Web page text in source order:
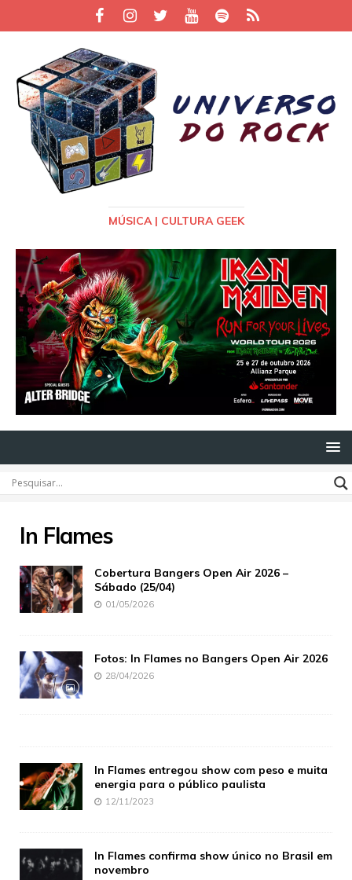
MÚSICA | CULTURA GEEK
In Flames
Cobertura Bangers Open Air 2026 –
Sábado (25/04)
01/05/2026
Fotos: In Flames no Bangers Open Air 2026
28/04/2026
In Flames entregou show com peso e muita
energia para o público paulista
12/11/2023
In Flames confirma show único no Brasil em
novembro